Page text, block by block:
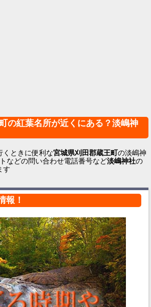
の紅葉名所が近くにある？淡嶋神
くときに便利な宮城県刈田郡蔵王町の淡嶋神
などの問い合わせ電話番号など淡嶋神社の
す
報！